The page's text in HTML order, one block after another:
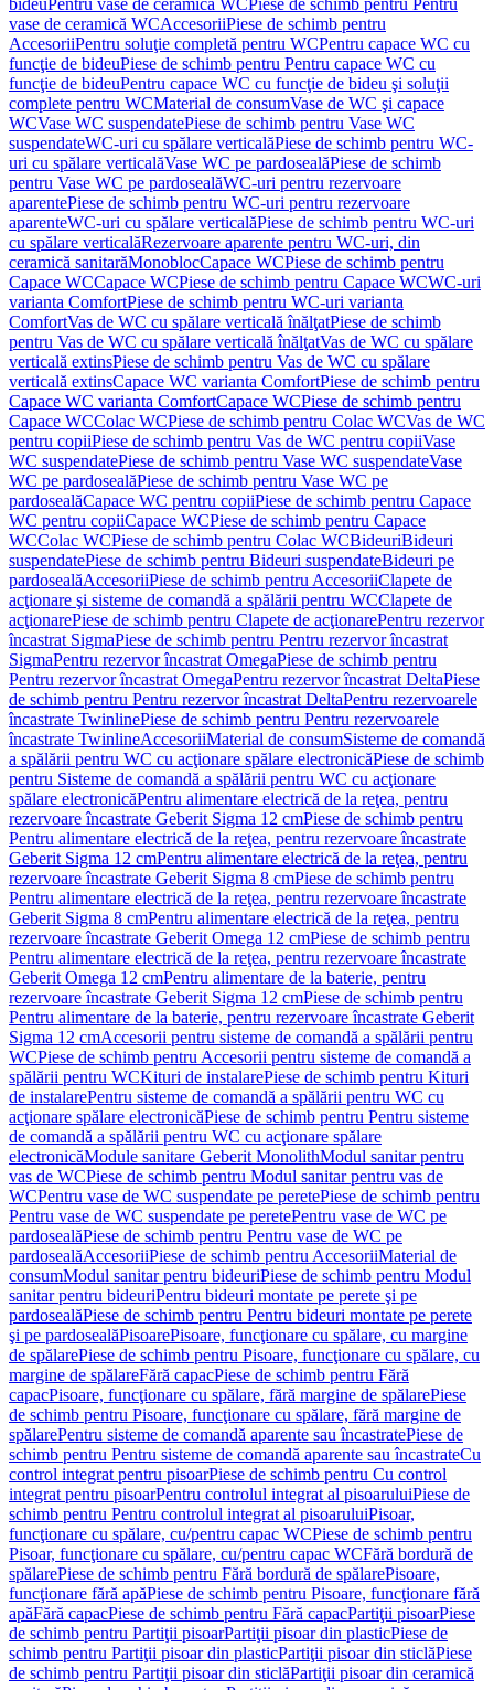
bideuPentru vase de ceramică WCPiese de schimb pentru Pentru
vase de ceramică WCAccesoriiPiese de schimb pentru
AccesoriiPentru soluţie completă pentru WCPentru capace WC cu
funcţie de bideuPiese de schimb pentru Pentru capace WC cu
funcţie de bideuPentru capace WC cu funcţie de bideu şi soluţii
complete pentru WCMaterial de consumVase de WC şi capace
WCVase WC suspendatePiese de schimb pentru Vase WC
suspendateWC-uri cu spălare verticalăPiese de schimb pentru WC-
uri cu spălare verticalăVase WC pe pardosealăPiese de schimb
pentru Vase WC pe pardosealăWC-uri pentru rezervoare
aparentePiese de schimb pentru WC-uri pentru rezervoare
aparenteWC-uri cu spălare verticalăPiese de schimb pentru WC-uri
cu spălare verticalăRezervoare aparente pentru WC-uri, din
ceramică sanitarăMonoblocCapace WCPiese de schimb pentru
Capace WCCapace WCPiese de schimb pentru Capace WCWC-uri
varianta ComfortPiese de schimb pentru WC-uri varianta
ComfortVas de WC cu spălare verticală înălţatPiese de schimb
pentru Vas de WC cu spălare verticală înălţatVas de WC cu spălare
verticală extinsPiese de schimb pentru Vas de WC cu spălare
verticală extinsCapace WC varianta ComfortPiese de schimb pentru
Capace WC varianta ComfortCapace WCPiese de schimb pentru
Capace WCColac WCPiese de schimb pentru Colac WCVas de WC
pentru copiiPiese de schimb pentru Vas de WC pentru copiiVase
WC suspendatePiese de schimb pentru Vase WC suspendateVase
WC pe pardosealăPiese de schimb pentru Vase WC pe
pardosealăCapace WC pentru copiiPiese de schimb pentru Capace
WC pentru copiiCapace WCPiese de schimb pentru Capace
WCColac WCPiese de schimb pentru Colac WCBideuriBideuri
suspendatePiese de schimb pentru Bideuri suspendateBideuri pe
pardosealăAccesoriiPiese de schimb pentru AccesoriiClapete de
acţionare şi sisteme de comandă a spălării pentru WCClapete de
acţionarePiese de schimb pentru Clapete de acţionarePentru rezervor
încastrat SigmaPiese de schimb pentru Pentru rezervor încastrat
SigmaPentru rezervor încastrat OmegaPiese de schimb pentru
Pentru rezervor încastrat OmegaPentru rezervor încastrat DeltaPiese
de schimb pentru Pentru rezervor încastrat DeltaPentru rezervoarele
încastrate TwinlinePiese de schimb pentru Pentru rezervoarele
încastrate TwinlineAccesoriiMaterial de consumSisteme de comandă
a spălării pentru WC cu acţionare spălare electronicăPiese de schimb
pentru Sisteme de comandă a spălării pentru WC cu acţionare
spălare electronicăPentru alimentare electrică de la reţea, pentru
rezervoare încastrate Geberit Sigma 12 cmPiese de schimb pentru
Pentru alimentare electrică de la reţea, pentru rezervoare încastrate
Geberit Sigma 12 cmPentru alimentare electrică de la reţea, pentru
rezervoare încastrate Geberit Sigma 8 cmPiese de schimb pentru
Pentru alimentare electrică de la reţea, pentru rezervoare încastrate
Geberit Sigma 8 cmPentru alimentare electrică de la reţea, pentru
rezervoare încastrate Geberit Omega 12 cmPiese de schimb pentru
Pentru alimentare electrică de la reţea, pentru rezervoare încastrate
Geberit Omega 12 cmPentru alimentare de la baterie, pentru
rezervoare încastrate Geberit Sigma 12 cmPiese de schimb pentru
Pentru alimentare de la baterie, pentru rezervoare încastrate Geberit
Sigma 12 cmAccesorii pentru sisteme de comandă a spălării pentru
WCPiese de schimb pentru Accesorii pentru sisteme de comandă a
spălării pentru WCKituri de instalarePiese de schimb pentru Kituri
de instalarePentru sisteme de comandă a spălării pentru WC cu
acţionare spălare electronicăPiese de schimb pentru Pentru sisteme
de comandă a spălării pentru WC cu acţionare spălare
electronicăModule sanitare Geberit MonolithModul sanitar pentru
vas de WCPiese de schimb pentru Modul sanitar pentru vas de
WCPentru vase de WC suspendate pe peretePiese de schimb pentru
Pentru vase de WC suspendate pe peretePentru vase de WC pe
pardosealăPiese de schimb pentru Pentru vase de WC pe
pardosealăAccesoriiPiese de schimb pentru AccesoriiMaterial de
consumModul sanitar pentru bideuriPiese de schimb pentru Modul
sanitar pentru bideuriPentru bideuri montate pe perete şi pe
pardosealăPiese de schimb pentru Pentru bideuri montate pe perete
şi pe pardosealăPisoarePisoare, funcţionare cu spălare, cu margine
de spălarePiese de schimb pentru Pisoare, funcţionare cu spălare, cu
margine de spălareFără capacPiese de schimb pentru Fără
capacPisoare, funcţionare cu spălare, fără margine de spălarePiese
de schimb pentru Pisoare, funcţionare cu spălare, fără margine de
spălarePentru sisteme de comandă aparente sau încastratePiese de
schimb pentru Pentru sisteme de comandă aparente sau încastrateCu
control integrat pentru pisoarPiese de schimb pentru Cu control
integrat pentru pisoarPentru controlul integrat al pisoaruluiPiese de
schimb pentru Pentru controlul integrat al pisoaruluiPisoar,
funcţionare cu spălare, cu/pentru capac WCPiese de schimb pentru
Pisoar, funcţionare cu spălare, cu/pentru capac WCFără bordură de
spălarePiese de schimb pentru Fără bordură de spălarePisoare,
funcţionare fără apăPiese de schimb pentru Pisoare, funcţionare fără
apăFără capacPiese de schimb pentru Fără capacPartiţii pisoarPiese
de schimb pentru Partiţii pisoarPartiţii pisoar din plasticPiese de
schimb pentru Partiţii pisoar din plasticPartiţii pisoar din sticlăPiese
de schimb pentru Partiţii pisoar din sticlăPartiţii pisoar din ceramică